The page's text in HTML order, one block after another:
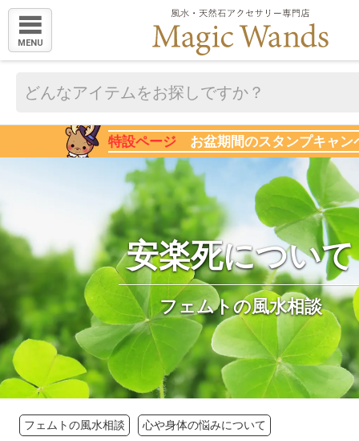
MENU
特設ページ お盆期間のスタンプキャン
安楽死について
フェムトの風水相談
フェムトの風水相談 心や身体の悩みについて